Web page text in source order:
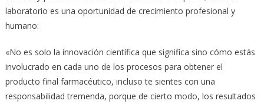
laboratorio es una oportunidad de crecimiento profesional y
humano:
«No es solo la innovación científica que significa sino cómo estás
involucrado en cada uno de los procesos para obtener el
producto final farmacéutico, incluso te sientes con una
responsabilidad tremenda, porque de cierto modo, los resultados